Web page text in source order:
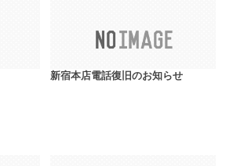
新宿本店電話復旧のお知らせ